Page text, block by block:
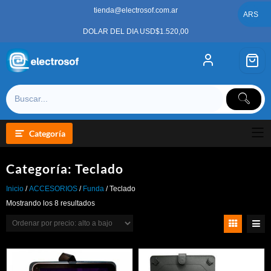
tienda@electrosof.com.ar
DOLAR DEL DIA USD$1.520,00
Categoría
Categoría: Teclado
Inicio /ACCESORIOS / Funda / Teclado
Mostrando los 8 resultadosOrdenado
precio:
alto
ARS